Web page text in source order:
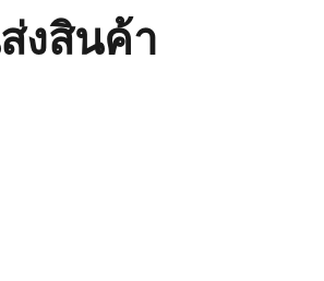
งสินค้า